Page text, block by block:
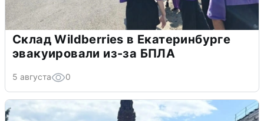
Склад Wildberries в Екатеринбурге
эвакуировали из-за БПЛА
5 августа 0